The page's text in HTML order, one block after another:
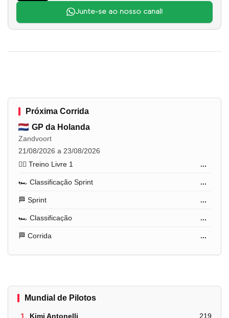
Junte-se ao nosso canal!
Próxima Corrida
GP da Holanda
Zandvoort
21/08/2026 a 23/08/2026
🏋️‍♂️ Treino Livre 1
...
🏎️ Classificação Sprint ...
🏁 Sprint ...
🏎️ Classificação ...
🏁 Corrida ...
Mundial de Pilotos
1. Kimi Antonelli 219